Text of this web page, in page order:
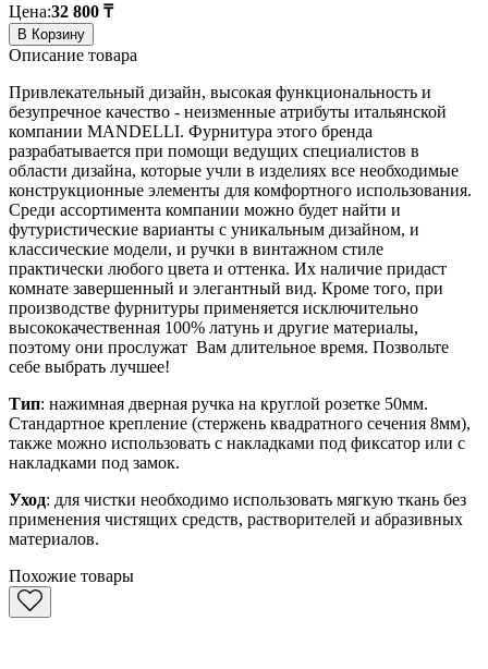
Цена:32 800 ₸
В Корзину
Описание товара
Привлекательный дизайн, высокая функциональность и
безупречное качество - неизменные атрибуты итальянской
компании MANDELLI. Фурнитура этого бренда
разрабатывается при помощи ведущих специалистов в
области дизайна, которые учли в изделиях все необходимые
конструкционные элементы для комфортного использования.
Среди ассортимента компании можно будет найти и
футуристические варианты с уникальным дизайном, и
классические модели, и ручки в винтажном стиле
практически любого цвета и оттенка. Их наличие придаст
комнате завершенный и элегантный вид. Кроме того, при
производстве фурнитуры применяется исключительно
высококачественная 100% латунь и другие материалы,
поэтому они прослужат Вам длительное время. Позвольте
себе выбрать лучшее!
Тип: нажимная дверная ручка на круглой розетке 50мм.
Стандартное крепление (стержень квадратного сечения 8мм),
также можно использовать с накладками под фиксатор или с
накладками под замок.
Уход: для чистки необходимо использовать мягкую ткань без
применения чистящих средств, растворителей и абразивных
материалов.
Похожие товары